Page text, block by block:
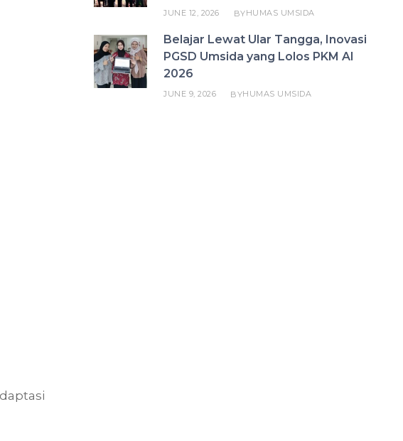
JUNE 12, 2026 BYHUMAS UMSIDA
Belajar Lewat Ular Tangga, Inovasi
PGSD Umsida yang Lolos PKM AI
2026
JUNE 9, 2026 BYHUMAS UMSIDA